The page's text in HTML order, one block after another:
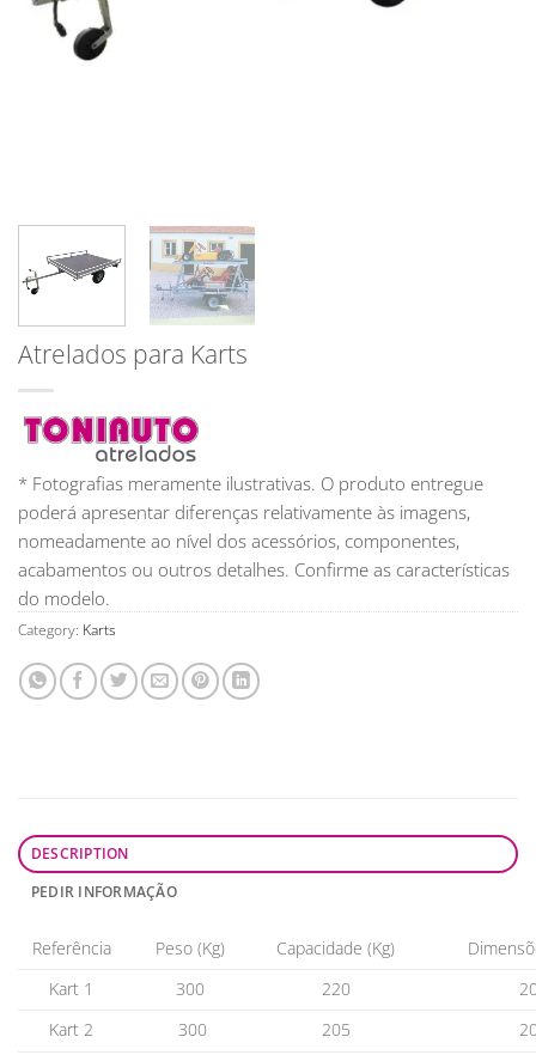
Atrelados para Karts
* Fotografias meramente ilustrativas. O produto entregue
poderá apresentar diferenças relativamente às imagens,
nomeadamente ao nível dos acessórios, componentes,
acabamentos ou outros detalhes. Confirme as características
do modelo.
Category: Karts
DESCRIPTION
PEDIR INFORMAÇÃO
Referência Peso (Kg) Capacidade (Kg)
Kart 1
300 220
Kart 2
300 205